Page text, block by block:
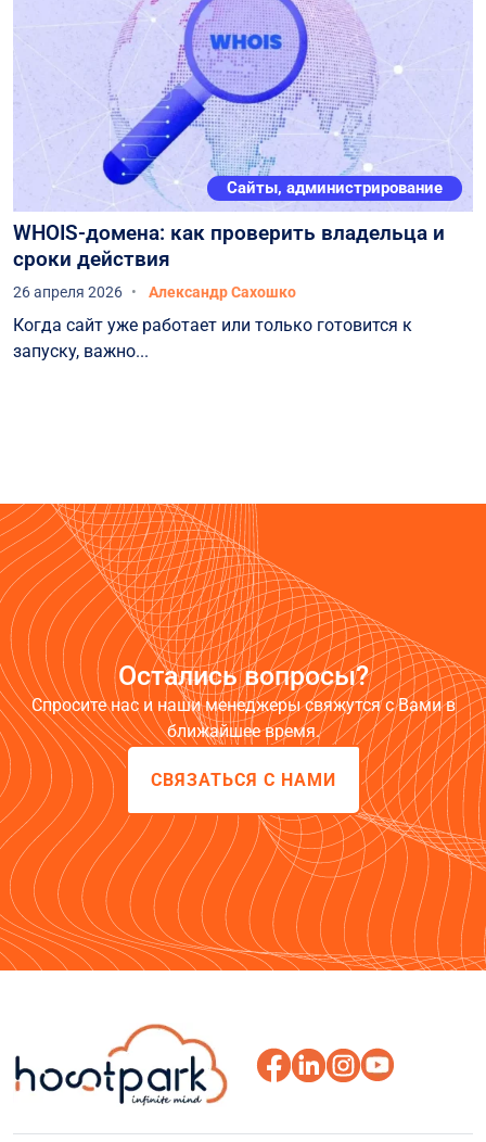
Сайты, администрирование
WHOIS-домена: как проверить владельца и
сроки действия
26 апреля 2026 Александр Сахошко
Когда сайт уже работает или только готовится к
запуску, важно...
Остались вопросы?
Спросите нас и наши менеджеры свяжутся с Вами в
ближайшее время.
СВЯЗАТЬСЯ С НАМИ